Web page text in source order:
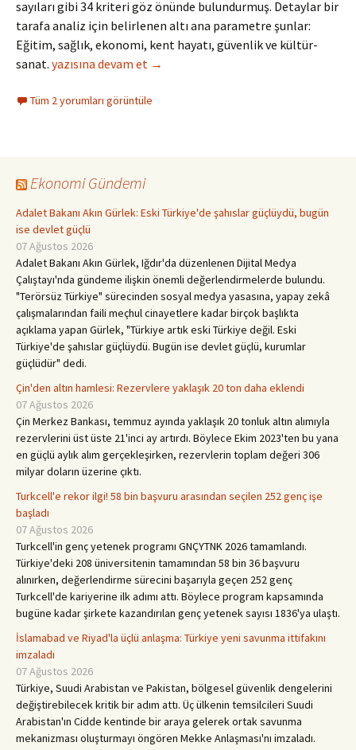
sayıları gibi 34 kriteri göz önünde bulundurmuş. Detaylar bir
tarafa analiz için belirlenen altı ana parametre şunlar:
Eğitim, sağlık, ekonomi, kent hayatı, güvenlik ve kültür-
sanat. Plakası 45 Sıralaması 42 Bilin Bakalım Neresi?
yazısına devam et →
Tüm 2 yorumları görüntüle
Ekonomi Gündemi
Adalet Bakanı Akın Gürlek: Eski Türkiye'de şahıslar güçlüydü, bugün
ise devlet güçlü
07 Ağustos 2026
Adalet Bakanı Akın Gürlek, Iğdır'da düzenlenen Dijital Medya
Çalıştayı'nda gündeme ilişkin önemli değerlendirmelerde bulundu.
"Terörsüz Türkiye" sürecinden sosyal medya yasasına, yapay zekâ
çalışmalarından faili meçhul cinayetlere kadar birçok başlıkta
açıklama yapan Gürlek, "Türkiye artık eski Türkiye değil. Eski
Türkiye'de şahıslar güçlüydü. Bugün ise devlet güçlü, kurumlar
güçlüdür" dedi.
Çin'den altın hamlesi: Rezervlere yaklaşık 20 ton daha eklendi
07 Ağustos 2026
Çin Merkez Bankası, temmuz ayında yaklaşık 20 tonluk altın alımıyla
rezervlerini üst üste 21'inci ay artırdı. Böylece Ekim 2023'ten bu yana
en güçlü aylık alım gerçekleşirken, rezervlerin toplam değeri 306
milyar doların üzerine çıktı.
Turkcell'e rekor ilgi! 58 bin başvuru arasından seçilen 252 genç işe
başladı
07 Ağustos 2026
Turkcell'in genç yetenek programı GNÇYTNK 2026 tamamlandı.
Türkiye'deki 208 üniversitenin tamamından 58 bin 36 başvuru
alınırken, değerlendirme sürecini başarıyla geçen 252 genç
Turkcell'de kariyerine ilk adımı attı. Böylece program kapsamında
bugüne kadar şirkete kazandırılan genç yetenek sayısı 1836'ya ulaştı.
İslamabad ve Riyad'la üçlü anlaşma: Türkiye yeni savunma ittifakını
imzaladı
07 Ağustos 2026
Türkiye, Suudi Arabistan ve Pakistan, bölgesel güvenlik dengelerini
değiştirebilecek kritik bir adım attı. Üç ülkenin temsilcileri Suudi
Arabistan'ın Cidde kentinde bir araya gelerek ortak savunma
mekanizması oluşturmayı öngören Mekke Anlaşması'nı imzaladı.